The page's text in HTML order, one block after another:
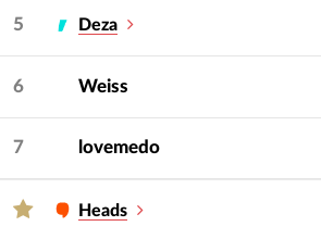
5 Deza
6 Weiss
7 lovemedo
Heads